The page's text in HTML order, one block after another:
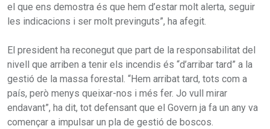
el que ens demostra és que hem d’estar molt alerta, seguir
les indicacions i ser molt previnguts”, ha afegit.
El president ha reconegut que part de la responsabilitat del
nivell que arriben a tenir els incendis és “d’arribar tard” a la
gestió de la massa forestal. “Hem arribat tard, tots com a
país, però menys queixar-nos i més fer. Jo vull mirar
endavant”, ha dit, tot defensant que el Govern ja fa un any va
començar a impulsar un pla de gestió de boscos.